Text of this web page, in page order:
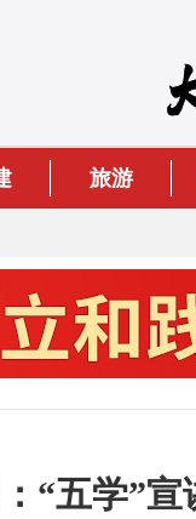
旅游
“五学”宣